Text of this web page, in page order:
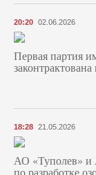
20:20 02.06.2026
Первая партия
18:28 21.05.2026
АО «Туполев» и
по разработке